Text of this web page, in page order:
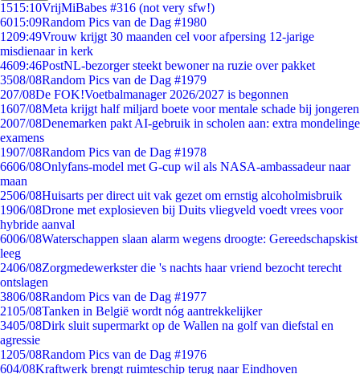
1515:10VrijMiBabes #316 (not very sfw!)
6015:09Random Pics van de Dag #1980
1209:49Vrouw krijgt 30 maanden cel voor afpersing 12-jarige
misdienaar in kerk
4609:46PostNL-bezorger steekt bewoner na ruzie over pakket
3508/08Random Pics van de Dag #1979
207/08De FOK!Voetbalmanager 2026/2027 is begonnen
1607/08Meta krijgt half miljard boete voor mentale schade bij jongeren
2007/08Denemarken pakt AI-gebruik in scholen aan: extra mondelinge
examens
1907/08Random Pics van de Dag #1978
6606/08Onlyfans-model met G-cup wil als NASA-ambassadeur naar
maan
2506/08Huisarts per direct uit vak gezet om ernstig alcoholmisbruik
1906/08Drone met explosieven bij Duits vliegveld voedt vrees voor
hybride aanval
6006/08Waterschappen slaan alarm wegens droogte: Gereedschapskist
leeg
2406/08Zorgmedewerkster die 's nachts haar vriend bezocht terecht
ontslagen
3806/08Random Pics van de Dag #1977
2105/08Tanken in België wordt nóg aantrekkelijker
3405/08Dirk sluit supermarkt op de Wallen na golf van diefstal en
agressie
1205/08Random Pics van de Dag #1976
604/08Kraftwerk brengt ruimteschip terug naar Eindhoven